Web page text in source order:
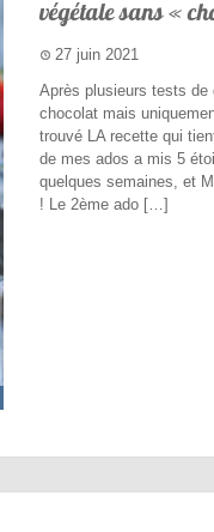
végétale sans «
27 juin 2021
Après plusieurs tests de
chocolat mais
trouvé LA recette qui
de mes ados a mis 5
quelques semaines, et
! Le 2ème ado […]